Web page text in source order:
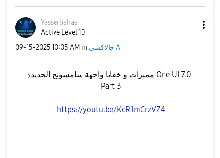
Yasserbahaa
Active Level 10
‎09-15-202510:05 AM in جالاكسى A
مميزات و خفايا واجهة سامسونج الجديدة One UI 7.0
Part 3
https://youtu.be/KcR1mCrzVZ4